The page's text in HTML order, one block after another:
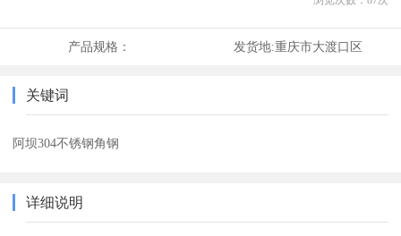
产品规格： 发货地:重庆市大渡口区
关键词
阿坝304不锈钢角钢
详细说明